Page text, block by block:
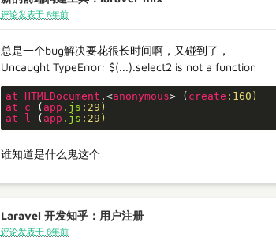
评论发表于 8年前
总是一个bug解决要花很长时间啊，又碰到了，
Uncaught TypeError: $(...).select2 is not a function
at HTMLDocument .<anonymous> ( create :160)
at
c ( app .js :29)
at
l ( app .js :29)
谁知道是什么鬼这个
Laravel 开发知乎：用户注册
评论发表于 8年前